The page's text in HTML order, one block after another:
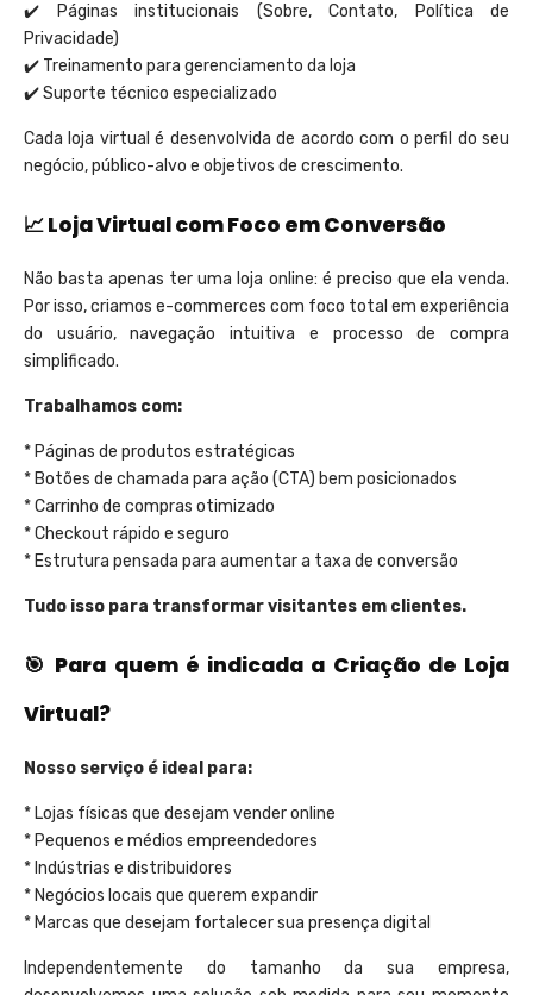
✔️ Páginas institucionais (Sobre, Contato, Política de
Privacidade)
✔️ Treinamento para gerenciamento da loja
✔️ Suporte técnico especializado
Cada loja virtual é desenvolvida de acordo com o perfil do seu
negócio, público-alvo e objetivos de crescimento.
📈 Loja Virtual com Foco em Conversão
Não basta apenas ter uma loja online: é preciso que ela venda.
Por isso, criamos e-commerces com foco total em experiência
do usuário, navegação intuitiva e processo de compra
simplificado.
Trabalhamos com:
* Páginas de produtos estratégicas
* Botões de chamada para ação (CTA) bem posicionados
* Carrinho de compras otimizado
* Checkout rápido e seguro
* Estrutura pensada para aumentar a taxa de conversão
Tudo isso para transformar visitantes em clientes.
🎯 Para quem é indicada a Criação de Loja
Virtual?
Nosso serviço é ideal para:
* Lojas físicas que desejam vender online
* Pequenos e médios empreendedores
* Indústrias e distribuidores
* Negócios locais que querem expandir
* Marcas que desejam fortalecer sua presença digital
Independentemente do tamanho da sua empresa,